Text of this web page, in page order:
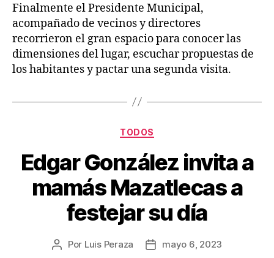
Finalmente el Presidente Municipal,
acompañado de vecinos y directores
recorrieron el gran espacio para conocer las
dimensiones del lugar, escuchar propuestas de
los habitantes y pactar una segunda visita.
TODOS
Edgar González invita a
mamás Mazatlecas a
festejar su día
Por Luis Peraza mayo 6, 2023